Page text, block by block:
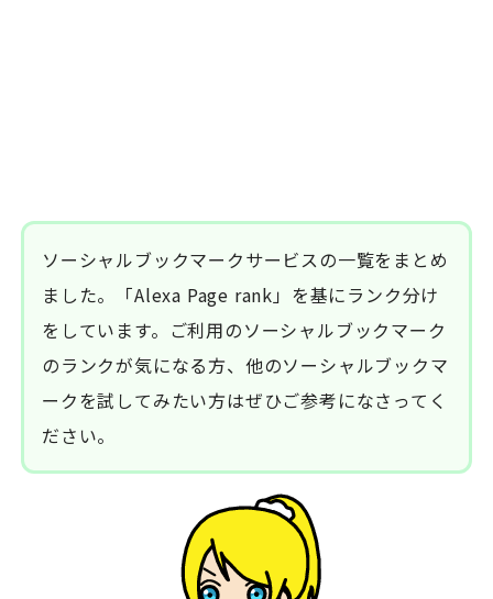
ソーシャルブックマークサービスの一覧をまとめ
ました。「Alexa Page rank」を基にランク分け
をしています。ご利用のソーシャルブックマーク
のランクが気になる方、他のソーシャルブックマ
ークを試してみたい方はぜひご参考になさってく
ださい。